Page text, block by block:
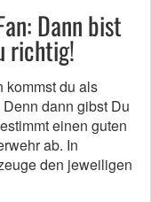
Dann bist
richtig!
kommst du als
dann gibst Du
einen guten
ab. In
den jeweiligen